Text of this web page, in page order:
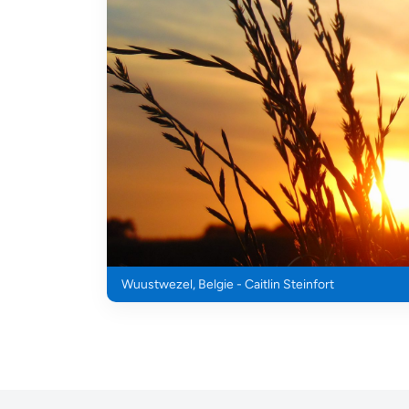
Wuustwezel, Belgie - Caitlin Steinfort